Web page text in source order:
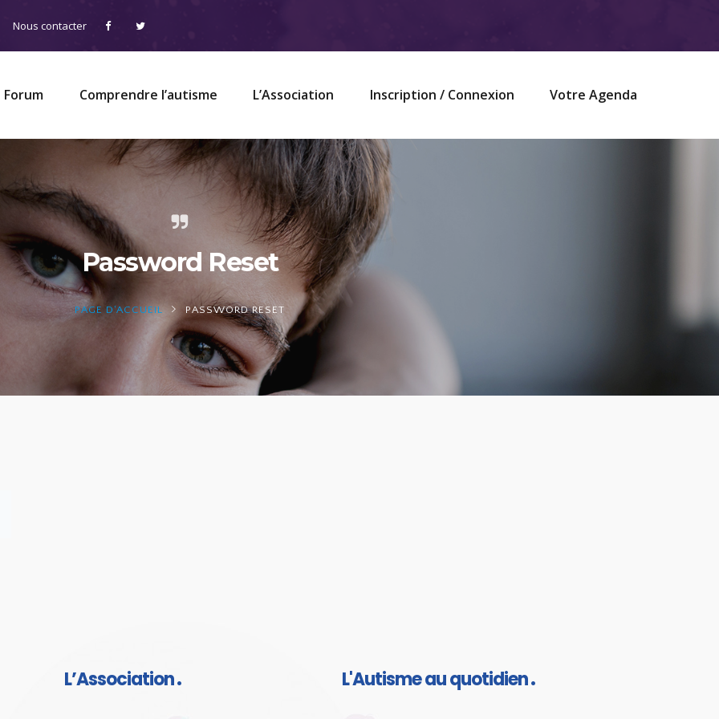
Nous contacter
Forum Comprendre l’autisme L’Association Inscription / Connexion Votre Agenda
Password Reset
PAGE D'ACCUEIL PASSWORD RESET
L’Association L'Autisme au quotidien